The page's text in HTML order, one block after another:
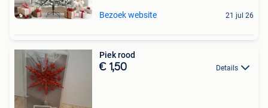
Bezoek website 21 jul 26
Piek rood
€ 1,50 Details